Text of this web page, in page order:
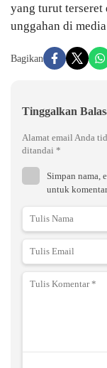
yang turut
unggahan di
Bagikan
Tinggalkan
Alamat email Anda
ditandai *
Simpan nama,
untuk